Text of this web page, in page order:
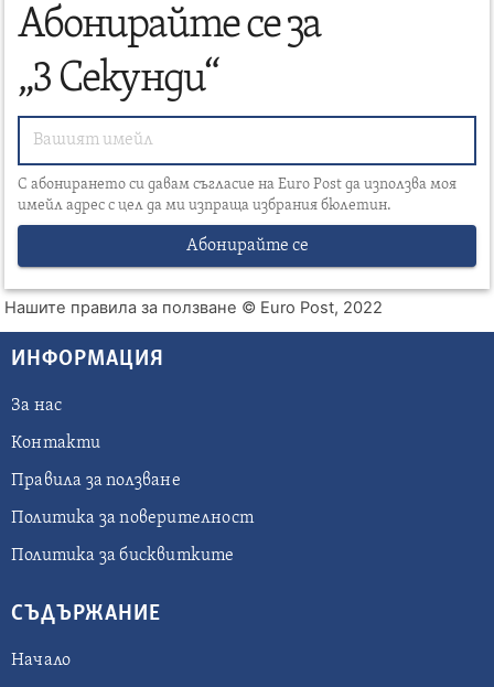
Абонирайте се за
„3 Секунди“
С абонирането си давам съгласие на Euro Post да използва моя
имейл адрес с цел да ми изпраща избрания бюлетин.
Абонирайте се
Нашите правила за ползване © Euro Post, 2022
ИНФОРМАЦИЯ
За нас
Контакти
Правила за ползване
Политика за поверителност
Политика за бисквитките
СЪДЪРЖАНИЕ
Начало